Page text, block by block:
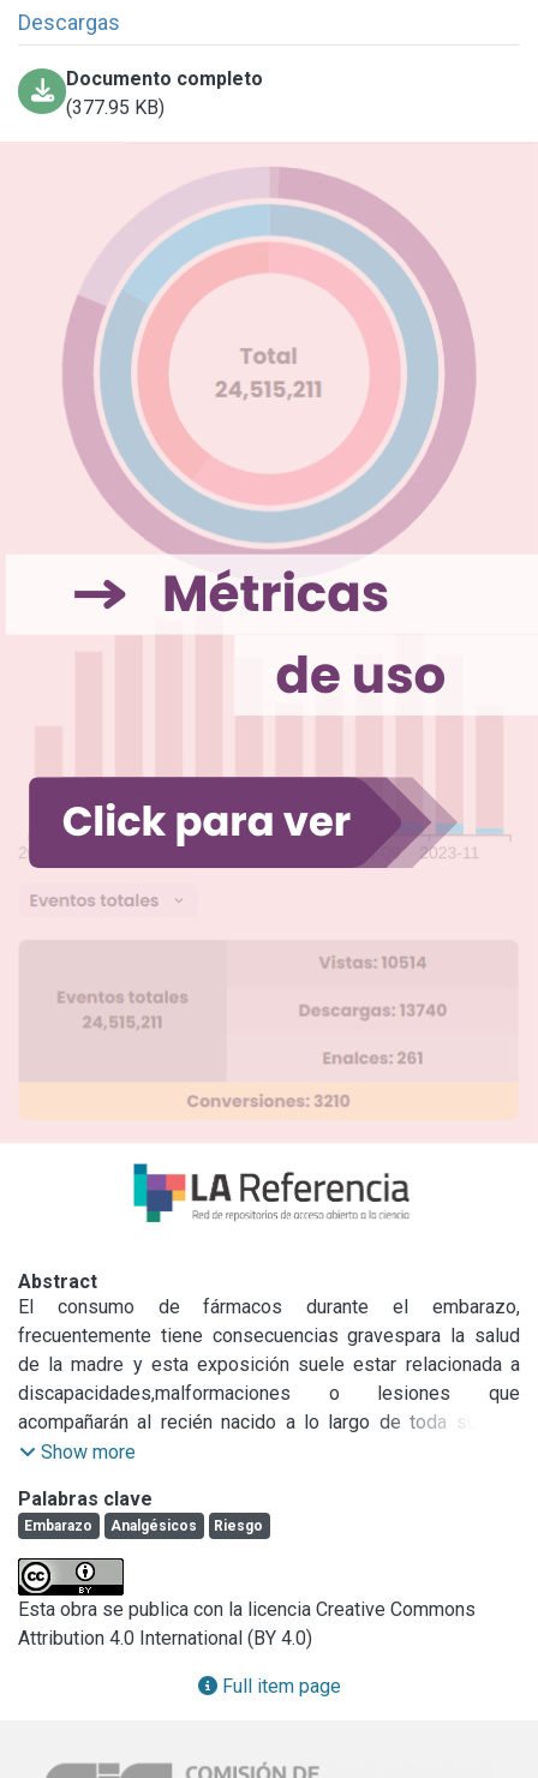
Descargas
Documento completo
(377.95 KB)
Abstract
El consumo de fármacos durante el embarazo,
frecuentemente tiene consecuencias gravespara la salud
de la madre y esta exposición suele estar relacionada a
discapacidades,malformaciones o lesiones que
acompañarán al recién nacido a lo largo de toda su vida
conun impacto negativo no solo en lo individual, sino en lo
de estos fármacos son considerados por la población
comoinocuos (como los analgésicos), y este motivo hace
que la exposición a estas sustanciassea elevada.
Reconocer la incidencia de consumo de medicamentos
entre las gestantes denuestro medio y analizar el riesgo
asociado a su uso, es un tema de sumo interés para
laSalud Pública provincial, y por ello, motivo el inicio de
queincluyen embarazadas captadas en Hospitales
Show more
Palabras clave
Embarazo Analgésicos Riesgo
Esta obra se publica con la licencia Creative Commons
Attribution 4.0 International (BY 4.0)
Full item page